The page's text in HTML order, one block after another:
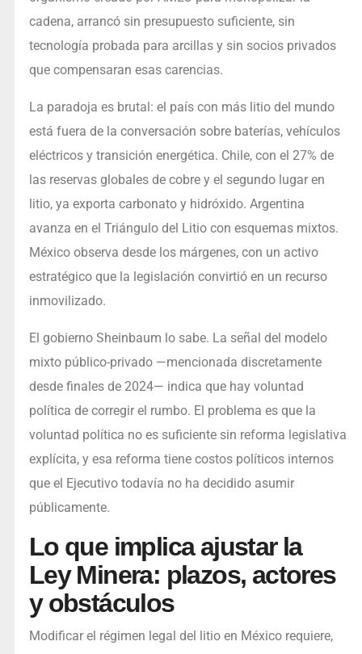
cadena, arrancó sin presupuesto suficiente, sin
tecnología probada para arcillas y sin socios privados
que compensaran esas carencias.
La paradoja es brutal: el país con más litio del mundo
está fuera de la conversación sobre baterías, vehículos
eléctricos y transición energética. Chile, con el 27% de
las reservas globales de cobre y el segundo lugar en
litio, ya exporta carbonato y hidróxido. Argentina
avanza en el Triángulo del Litio con esquemas mixtos.
México observa desde los márgenes, con un activo
estratégico que la legislación convirtió en un recurso
inmovilizado.
El gobierno Sheinbaum lo sabe. La señal del modelo
mixto público-privado —mencionada discretamente
desde finales de 2024— indica que hay voluntad
política de corregir el rumbo. El problema es que la
voluntad política no es suficiente sin reforma legislativa
explícita, y esa reforma tiene costos políticos internos
que el Ejecutivo todavía no ha decidido asumir
públicamente.
Lo que implica ajustar la
Ley Minera: plazos, actores
y obstáculos
Modificar el régimen legal del litio en México requiere,